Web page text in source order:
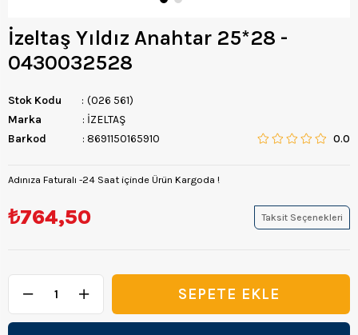
İzeltaş Yıldız Anahtar 25*28 -
0430032528
Stok Kodu
(026 561)
Marka
: İZELTAŞ
Barkod
: 8691150165910 0.0
Adınıza Faturalı -24 Saat içinde Ürün Kargoda !
₺764,50 Taksit Seçenekleri